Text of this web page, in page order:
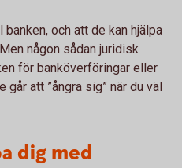
och att de kan hjälpa
någon sådan juridisk
för banköverföringar eller
att ”ångra sig” när du väl
dig med